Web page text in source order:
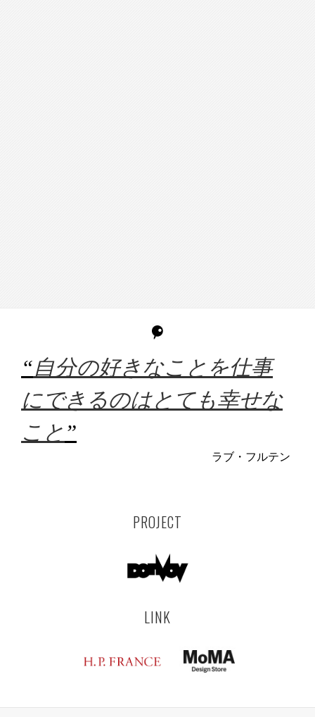
“自分の好きなことを仕事
にできるのはとても幸せな
こと ”
ラブ・フルテン
PROJECT
LINK